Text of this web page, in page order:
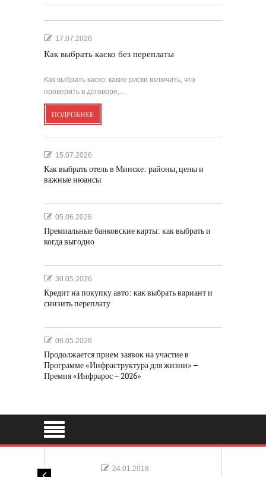
17.07.2026
Как выбрать каско без переплаты
Как выбрать каско: какие риски включить, что
проверить в договоре,…
ПОДРОБНЕЕ
15.07.2026
Как выбрать отель в Минске: районы, цены и
важные нюансы
05.06.2026
Премиальные банковские карты: как выбрать и
когда выгодно
30.05.2026
Кредит на покупку авто: как выбрать вариант и
снизить переплату
06.05.2026
Продолжается прием заявок на участие в
Программе «Инфраструктура для жизни» –
Премия «Инфрарос – 2026»
24.01.2018